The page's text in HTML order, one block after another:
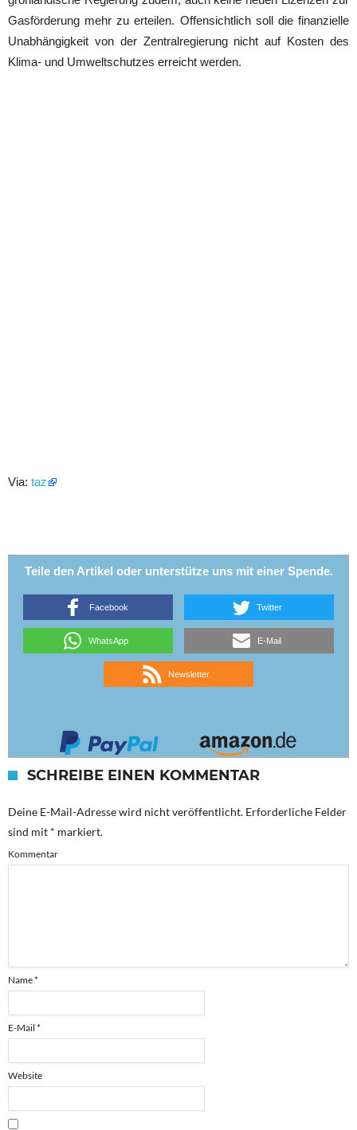
Gasförderung mehr zu erteilen. Offensichtlich soll die finanzielle
Unabhängigkeit von der Zentralregierung nicht auf Kosten des
Klima- und Umweltschutzes erreicht werden.
Via: taz
Teile den Artikel oder unterstütze uns mit einer Spende.
Facebook Twitter
WhatsApp E-Mail
Newsletter
SCHREIBE EINEN KOMMENTAR
Deine E-Mail-Adresse wird nicht veröffentlicht. Erforderliche Felder
sind mit * markiert.
Kommentar
Name*
E-Mail *
Website